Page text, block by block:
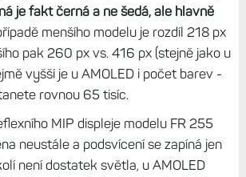
je fakt černá a ne šedá, ale hlavně
menšího modelu je rozdíl 218 px
pak 260 px vs. 416 px (stejně jako u
vyšší je u AMOLED i počet barev -
rovnou 65 tisíc.
MIP displeje modelu FR 255
neustále a podsvícení se zapíná jen
není dostatek světla, u AMOLED